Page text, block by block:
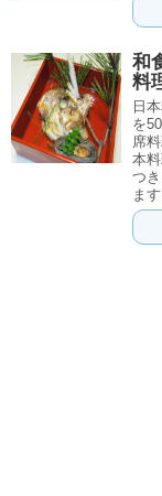
和
料
日
を
席
本
つ
ます